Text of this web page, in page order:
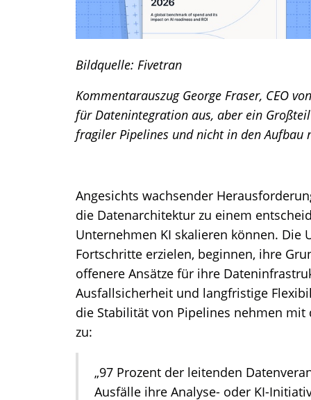
Bildquelle: Fivetran
Kommentarauszug George Fraser, CEO
für Datenintegration aus, aber ein
fragiler Pipelines und nicht in den Aufbau
Angesichts wachsender
die Datenarchitektur zu einem
Unternehmen KI skalieren können. Die
Fortschritte erzielen, beginnen, ihre
offenere Ansätze für ihre
Ausfallsicherheit und langfristige
die Stabilität von Pipelines nehmen
zu:
„97 Prozent der leitenden
Ausfälle ihre Analyse- oder KI-